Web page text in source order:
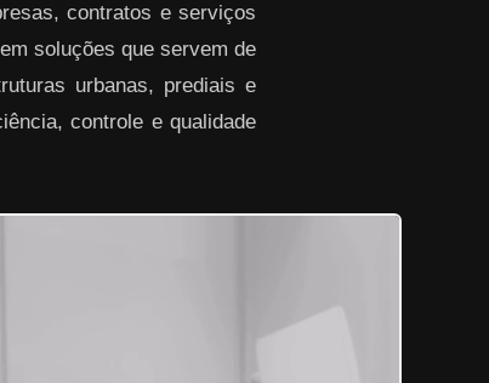
contratos e serviços
soluções que servem de
urbanas, prediais e
controle e qualidade